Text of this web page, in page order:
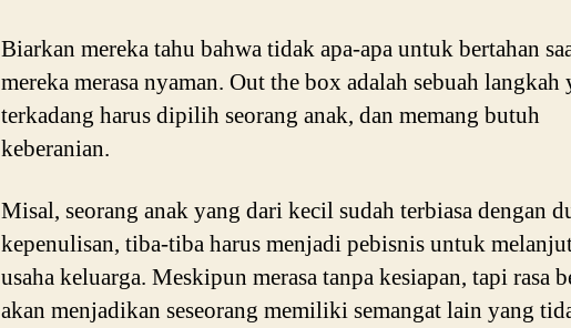
Biarkan mereka tahu bahwa tidak apa-apa untuk bertahan
mereka merasa nyaman. Out the box adalah sebuah langkah
terkadang harus dipilih seorang anak, dan memang butuh
keberanian.
Misal, seorang anak yang dari kecil sudah terbiasa dengan
kepenulisan, tiba-tiba harus menjadi pebisnis untuk
usaha keluarga. Meskipun merasa tanpa kesiapan, tapi rasa
akan menjadikan seseorang memiliki semangat lain yang